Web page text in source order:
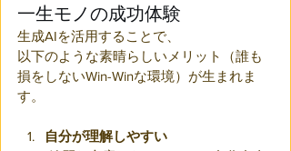
一生モノの成功体験
生成AIを活用することで、
以下のような素晴らしいメリット（誰も
損をしないWin-Winな環境）が生まれま
す。
自分が理解しやすい